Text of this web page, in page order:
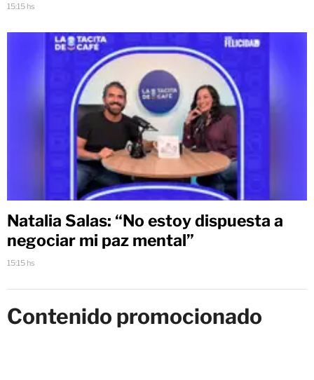
15:15 hs
Natalia Salas: “No estoy dispuesta a
negociar mi paz mental”
15:15 hs
Contenido promocionado